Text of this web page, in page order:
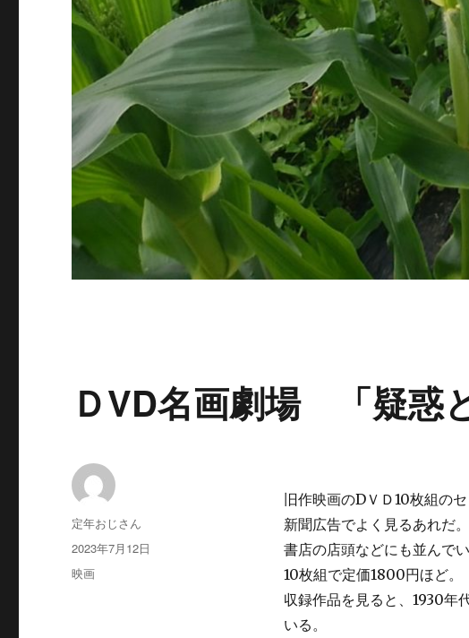
ＤVD名画劇場 「疑惑
旧作映画のDＶＤ10枚組の
新聞広告でよく見るあれだ。
書店の店頭などにも並んでい
10枚組で定価1800円ほど。
収録作品を見ると、1930年
いる。
投
稿
定年おじさん
投
稿
2023年7月12日
カ
映画